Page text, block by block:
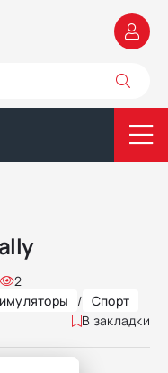
2
/ Спорт
В закладки